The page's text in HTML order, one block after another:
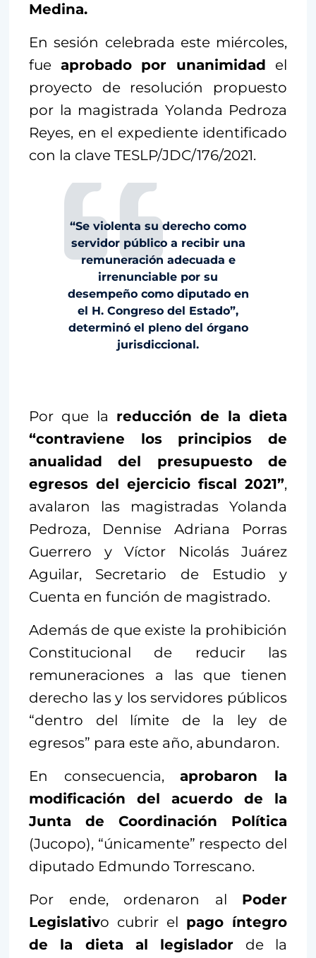
Medina.
En sesión celebrada este miércoles,
fue aprobado por unanimidad el
proyecto de resolución propuesto
por la magistrada Yolanda Pedroza
Reyes, en el expediente identificado
con la clave TESLP/JDC/176/2021.
“Se violenta su derecho como
servidor público a recibir una
remuneración adecuada e
irrenunciable por su
desempeño como diputado en
el H. Congreso del Estado”,
determinó el pleno del órgano
jurisdiccional.
Por que la reducción de la dieta
“contraviene los principios de
anualidad del presupuesto de
egresos del ejercicio fiscal 2021”,
avalaron las magistradas Yolanda
Pedroza, Dennise Adriana Porras
Guerrero y Víctor Nicolás Juárez
Aguilar, Secretario de Estudio y
Cuenta en función de magistrado.
Además de que existe la prohibición
Constitucional de reducir las
remuneraciones a las que tienen
derecho las y los servidores públicos
“dentro del límite de la ley de
egresos” para este año, abundaron.
En consecuencia,aprobaron la
modificación del acuerdo de la
Junta de Coordinación Política
(Jucopo), “únicamente” respecto del
diputado Edmundo Torrescano.
Por ende, ordenaron al Poder
Legislativo cubrir el pago íntegro
de la dieta al legislador de la